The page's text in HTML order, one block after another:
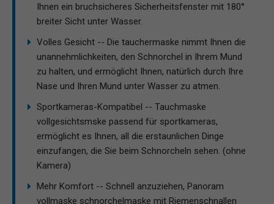
Ihnen ein bruchsicheres Sicherheitsfenster mit 180°
breiter Sicht unter Wasser.
Volles Gesicht -- Die tauchermaske nimmt Ihnen die
unannehmlichkeiten, den Schnorchel in Ihrem Mund
zu halten, und ermöglicht Ihnen, natürlich durch Ihre
Nase und Ihren Mund unter Wasser zu atmen.
Sportkameras-Kompatibel -- Tauchmaske
vollgesichtsmske passend für sportkameras,
ermöglicht es Ihnen, all die erstaunlichen Dinge
einzufangen, die Sie beim Schnorcheln sehen. (ohne
Kamera)
Mehr Komfort -- Schnell anzuziehen, Panoram
vollmaske schnorchelmaske mit Riemenschnallen